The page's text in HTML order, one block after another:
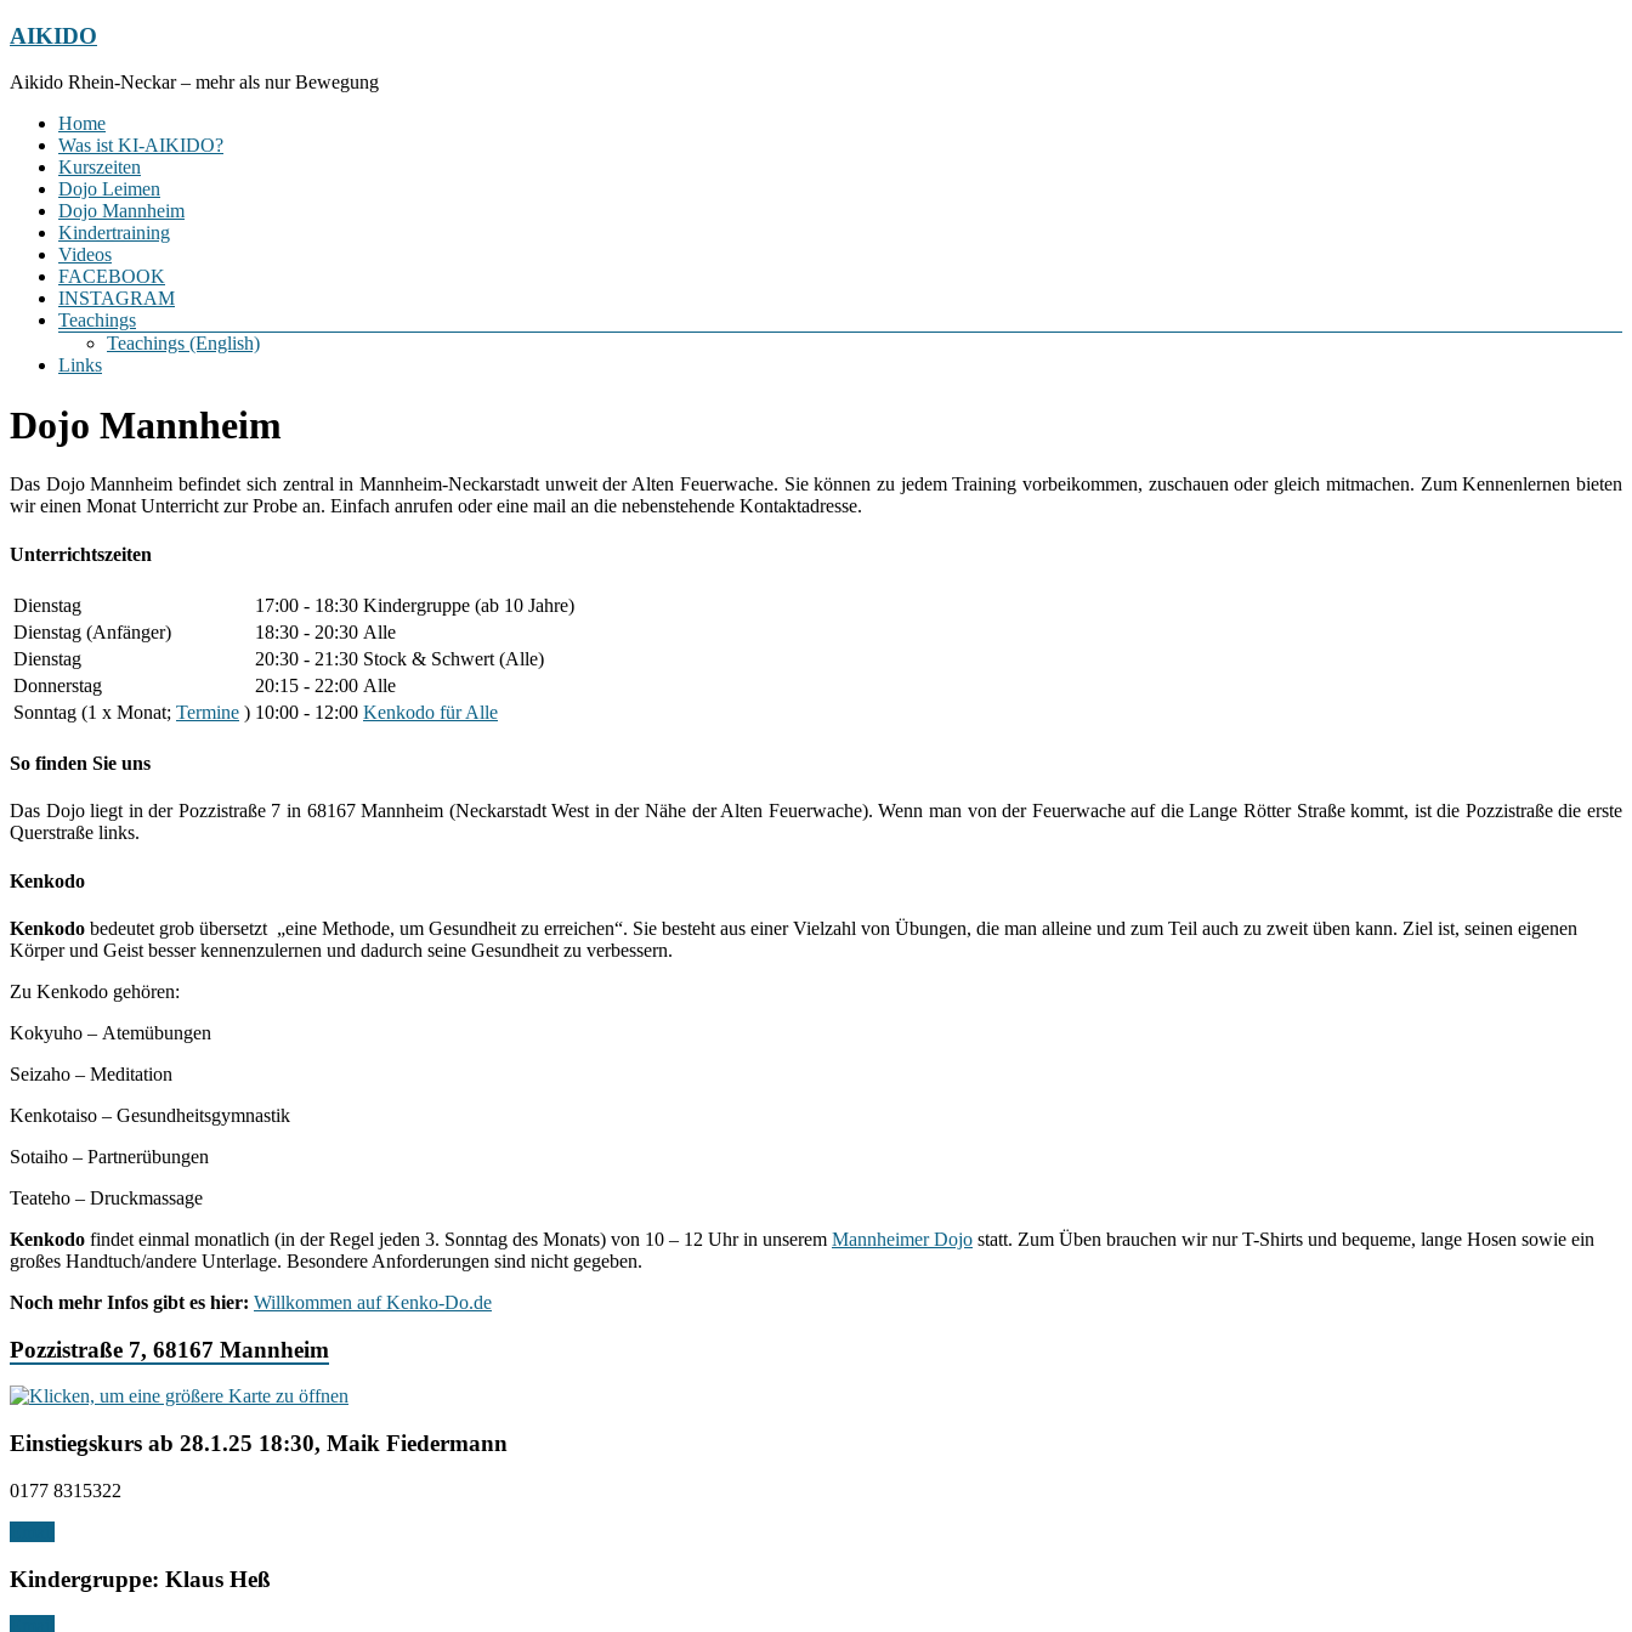
Zum
springen
AIKIDO
Aikido Rhein-Neckar – mehr als nur Bewegung
Menü
Home
Was ist KI-AIKIDO?
Kurszeiten
Dojo Leimen
Dojo Mannheim
Kindertraining
Videos
FACEBOOK
INSTAGRAM
Teachings
Teachings (English)
Links
Dojo Mannheim
Das Dojo Mannheim befindet sich zentral in Mannheim-Neckarstadt unweit der Alten Feuerwache. Sie können zu jedem Training vorbeikommen, zuschauen oder gleich mitmachen. Zum Kennenlernen bieten
wir einen Monat Unterricht zur Probe an. Einfach anrufen oder eine mail an die nebenstehende Kontaktadresse.
Unterrichtszeiten
Dienstag 17:00 - 18:30 Kindergruppe (ab 10 Jahre)
Dienstag (Anfänger)
18:30 - 20:30 Alle
Dienstag
20:30 - 21:30 Stock & Schwert (Alle)
Donnerstag
20:15 - 22:00 Alle
Sonntag (1 x Monat; Termine ) 10:00 - 12:00 Kenkodo für Alle
So finden Sie uns
Das Dojo liegt in der Pozzistraße 7 in 68167 Mannheim (Neckarstadt West in der Nähe der Alten Feuerwache). Wenn man von der Feuerwache auf die Lange Rötter Straße kommt, ist die Pozzistraße die erste
Querstraße links.
Kenkodo
Kenkodo bedeutet grob übersetzt „eine Methode, um Gesundheit zu erreichen“. Sie besteht aus einer Vielzahl von Übungen, die man alleine und zum Teil auch zu zweit üben kann. Ziel ist, seinen eigenen
Körper und Geist besser kennenzulernen und dadurch seine Gesundheit zu verbessern.
Zu Kenkodo gehören:
Kokyuho – Atemübungen
Seizaho – Meditation
Kenkotaiso – Gesundheitsgymnastik
Sotaiho – Partnerübungen
Teateho – Druckmassage
Kenkodo findet einmal monatlich (in der Regel jeden 3. Sonntag des Monats) von 10 – 12 Uhr in unserem Mannheimer Dojo statt. Zum Üben brauchen wir nur T-Shirts und bequeme, lange Hosen sowie ein
großes Handtuch/andere Unterlage. Besondere Anforderungen sind nicht gegeben.
Noch mehr Infos gibt es hier: Willkommen auf Kenko-Do.de
Pozzistraße 7, 68167 Mannheim
Einstiegskurs ab 28.1.25 18:30, Maik Fiedermann
0177 8315322
Kindergruppe: Klaus Heß